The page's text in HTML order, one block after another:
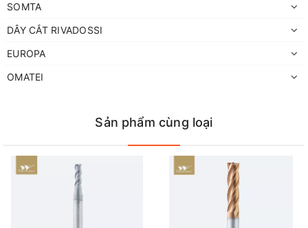
SOMTA
DÂY CẮT RIVADOSSI
EUROPA
OMATEI
Sản phẩm cùng loại